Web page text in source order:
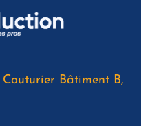
Bâtiment B,